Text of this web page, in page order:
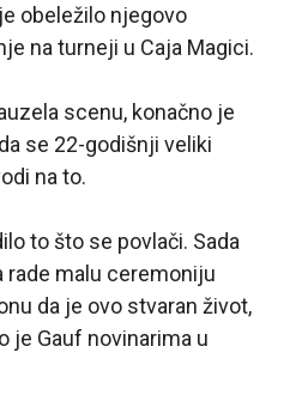
obeležilo njegovo
na turneji u Caja Magici.
scenu, konačno je
se 22-godišnji veliki
na to.
to što se povlači. Sada
rade malu ceremoniju
da je ovo stvaran život,
je Gauf novinarima u